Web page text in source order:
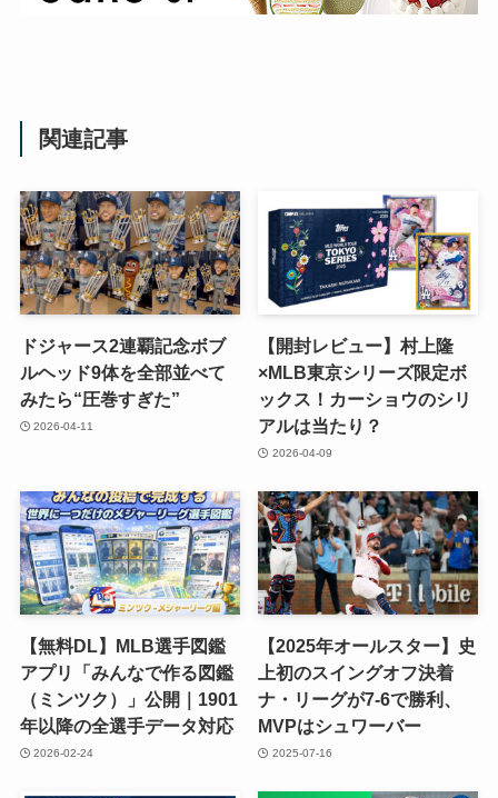
関連記事
ドジャース2連覇記念ボブ
ルヘッド9体を全部並べて
みたら“圧巻すぎた”
2026-04-11
【開封レビュー】村上隆
×MLB東京シリーズ限定ボ
ックス！カーショウのシリ
アルは当たり？
2026-04-09
【無料DL】MLB選手図鑑
アプリ「みんなで作る図鑑
（ミンツク）」公開｜1901
年以降の全選手データ対応
2026-02-24
【2025年オールスター】史
上初のスイングオフ決着
ナ・リーグが7-6で勝利、
MVPはシュワーバー
2025-07-16